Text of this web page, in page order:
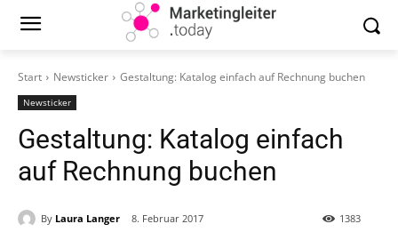
Start Newsticker Gestaltung: Katalog einfach auf Rechnung buchen
Newsticker
Gestaltung: Katalog einfach
auf Rechnung buchen
By Laura Langer 8. Februar 2017 1383